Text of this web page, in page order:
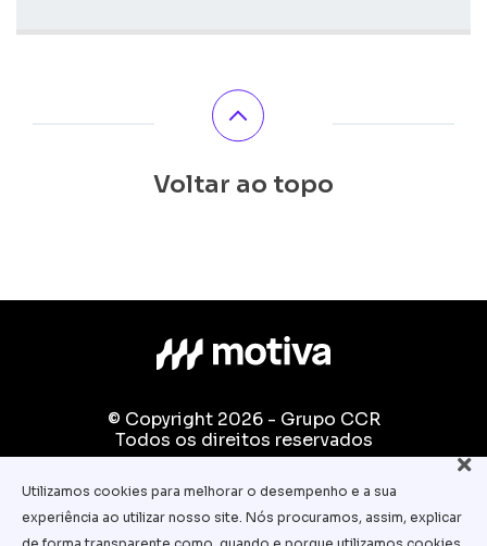
Voltar ao topo
© Copyright 2026 - Grupo CCR
Todos os direitos reservados
Fale conosco:
equipe.pedagogica@motiva.com.br
Utilizamos cookies para melhorar o desempenho e a sua
experiência ao utilizar nosso site. Nós procuramos, assim, explicar